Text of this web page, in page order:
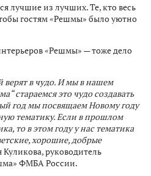
лучшие из лучших. Те, кто весь
гостям «Решмы» было уютно
«Решмы» — тоже дело
верят в чудо. И мы в нашем
стараемся это чудо создавать
год мы посвящаем Новому году
тематику. Если в прошлом
то в этом году у нас тематика
хорошие, добрые
руководитель
ФМБА России.